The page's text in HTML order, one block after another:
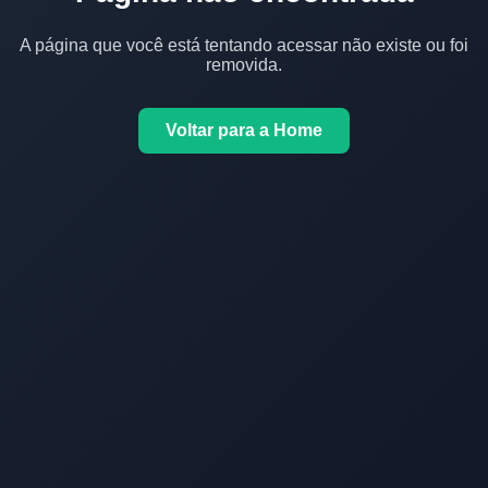
A página que você está tentando acessar não existe ou foi
removida.
Voltar para a Home